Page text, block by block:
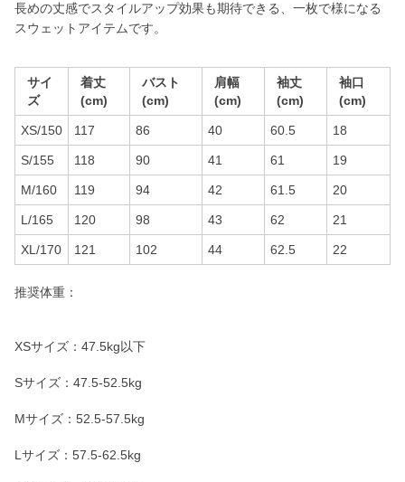
長めの丈感でスタイルアップ効果も期待できる、一枚で様になる
スウェットアイテムです。
サイ
ズ
着丈
(cm)
バスト
(cm)
肩幅
(cm)
袖丈
(cm)
袖口
(cm)
XS/150 117 86 40 60.5 18
S/155 118 90 41 61 19
M/160 119 94 42 61.5 20
L/165 120 98 43 62 21
XL/170 121 102 44 62.5 22
推奨体重：
XSサイズ：47.5kg以下
Sサイズ：47.5-52.5kg
Mサイズ：52.5-57.5kg
Lサイズ：57.5-62.5kg